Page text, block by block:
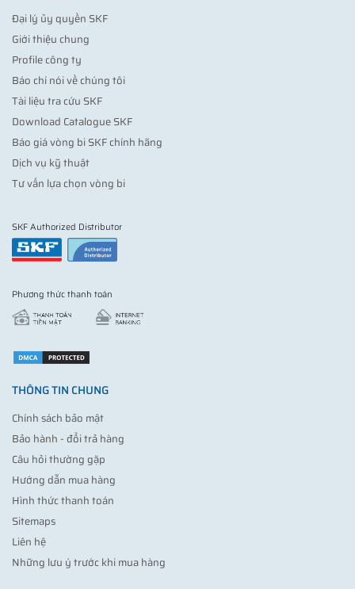
Đại lý ủy quyền SKF
Giới thiệu chung
Profile công ty
Báo chí nói về chúng tôi
Tài liệu tra cứu SKF
Download Catalogue SKF
Báo giá vòng bi SKF chính hãng
Dịch vụ kỹ thuật
Tư vấn lựa chọn vòng bi
SKF Authorized Distributor
Phương thức thanh toán
THÔNG TIN CHUNG
Chính sách bảo mật
Bảo hành - đổi trả hàng
Câu hỏi thường gặp
Hướng dẫn mua hàng
Hình thức thanh toán
Sitemaps
Liên hệ
Những lưu ý trước khi mua hàng